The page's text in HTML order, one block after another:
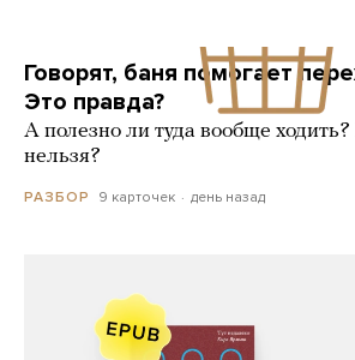
Говорят, баня помогает
Это правда?
А полезно ли туда вообще
нельзя?
РАЗБОР 9 карточек день назад